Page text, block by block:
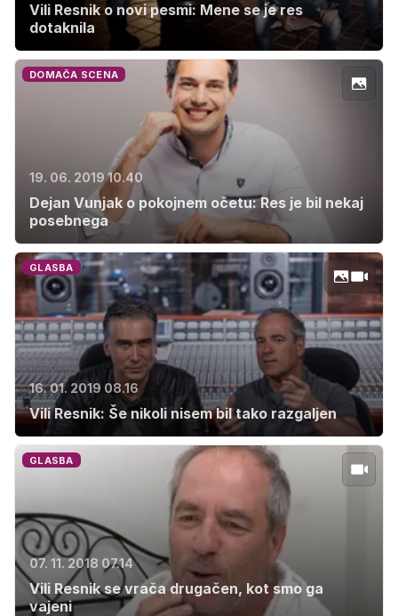
Vili Resnik o novi pesmi: Mene se je res
dotaknila
DOMAČA SCENA
19. 06. 2019 10.40
Dejan Vunjak o pokojnem očetu: Res je bil nekaj
posebnega
GLASBA
16. 01. 2019 08.16
Vili Resnik: Še nikoli nisem bil tako razgaljen
GLASBA
07. 11. 2018 07.14
Vili Resnik se vrača drugačen, kot smo ga
vajeni